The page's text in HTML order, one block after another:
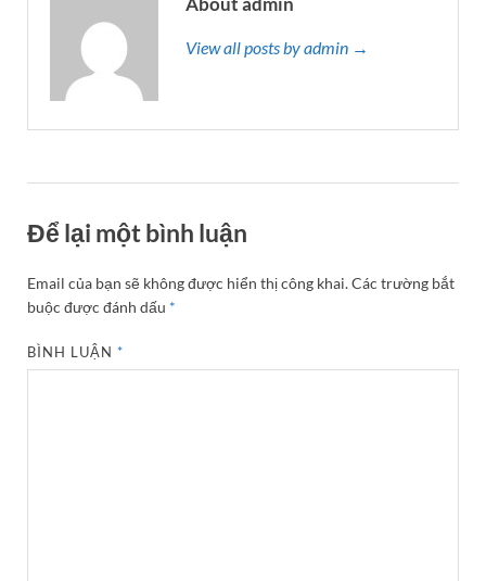
View all posts by admin →
Để lại một bình luận
Email của bạn sẽ không được hiển thị công khai.Các trường bắt
buộc được đánh dấu *
BÌNH LUẬN*